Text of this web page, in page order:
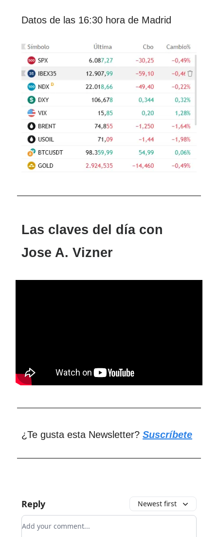
Datos de las 16:30 hora de Madrid
Las claves del día con
Jose A. Vizner
¿Te gusta esta Newsletter? Suscríbete
Reply Newest first
Add your comment